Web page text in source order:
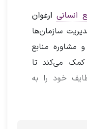
انسانیارغوان
سازمان‌ها
مشاوره منابع
کمک می‌کند تا
خود را به